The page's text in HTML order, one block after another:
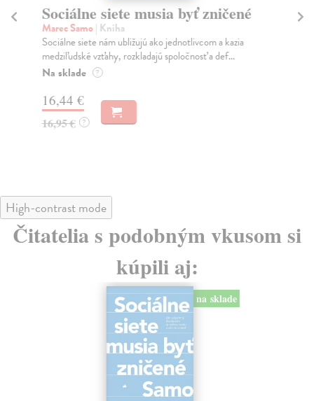
Sociálne siete musia byť zničené
Marec Samo| Kniha
Sociálne siete nám ubližujú ako jednotlivcom a kazia
medziľudské vzťahy, rozkladajú spoločnosť a def...
Na sklade ?
16,44 €
16,95 € ?
High-contrast mode
Čitatelia s podobným vkusom si
kúpili aj:
na sklade